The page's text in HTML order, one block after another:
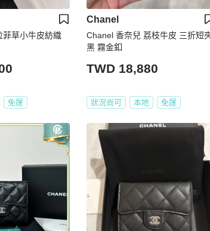
菲草小牛皮紡織
免運
Chanel
Chanel 香奈兒 荔枝牛皮 三折短
黑 霧金釦
TWD 18,880
狀況尚可 本地 免運